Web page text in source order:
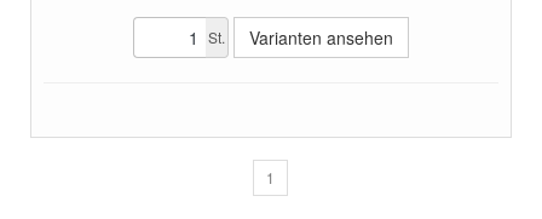
St. Varianten ansehen
1